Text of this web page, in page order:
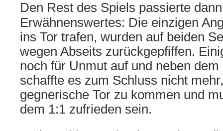
Den Rest des Spiels passierte
Erwähnenswertes: Die einzigen
ins Tor trafen, wurden auf beiden
wegen Abseits zurückgepfiffen.
noch für Unmut auf und neben
schaffte es zum Schluss nicht
gegnerische Tor zu kommen und
dem 1:1 zufrieden sein.